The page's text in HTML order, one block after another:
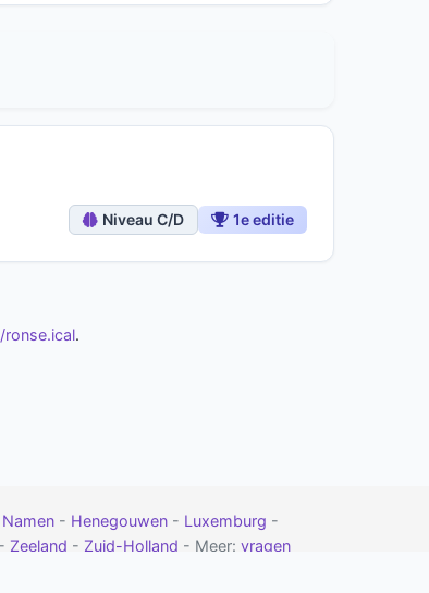
Niveau C/D 1e editie
.
Namen - Henegouwen - Luxemburg -
- Zeeland - Zuid-Holland - Meer: vragen